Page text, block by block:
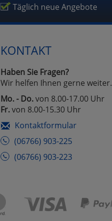
Täglich neue Angebote
KONTAKT
Haben Sie Fragen?
Wir helfen Ihnen gerne weiter.
Mo. - Do.von 8.00-17.00 Uhr
Fr.von 8.00-15.30 Uhr
Kontaktformular
(06766) 903-225
(06766) 903-223
Umfragetools